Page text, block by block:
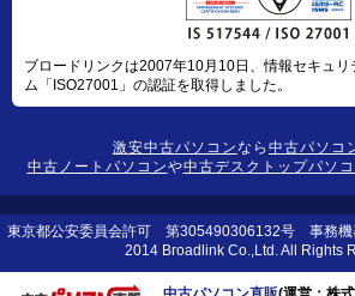
ブロードリンクは2007年10月10日、情報セキュリ
ム「ISO27001」の認証を取得しました。
激安中古パソコンなら 中古パソコ
中古ノートパソコンや中古デスクトップパソ
東京都公安委員会許可 第305490306132号 事務
2014 Broadlink Co.,Ltd. All Rights